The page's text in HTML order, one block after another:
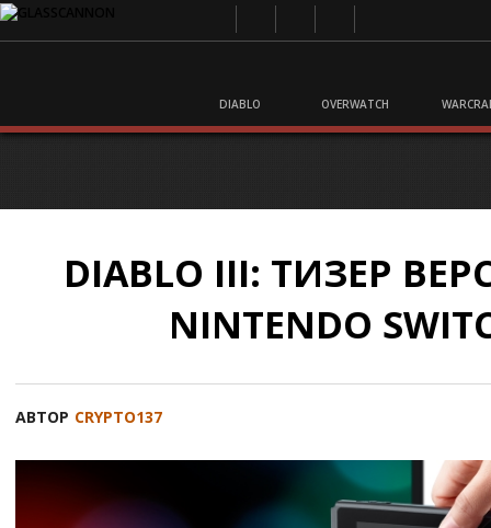
DIABLO OVERWATCH
DIABLO III: ТИЗЕР
NINTENDO
АВТОР CRYPTO137